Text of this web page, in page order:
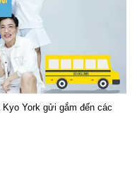
York gửi gắm đến các